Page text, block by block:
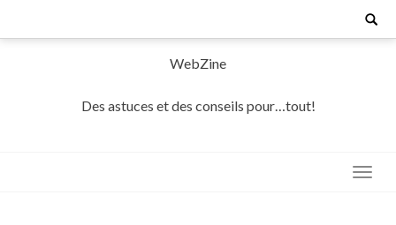
Search
WebZine
Des astuces et des conseils pour…tout!